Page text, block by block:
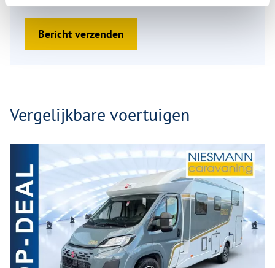
Bericht verzenden
Vergelijkbare voertuigen